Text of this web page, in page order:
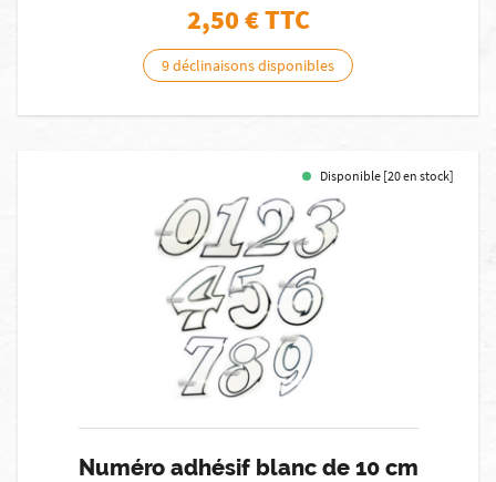
2,50€ TTC
9 déclinaisons disponibles
Disponible [20 en stock]
Numéro adhésif blanc de 10 cm